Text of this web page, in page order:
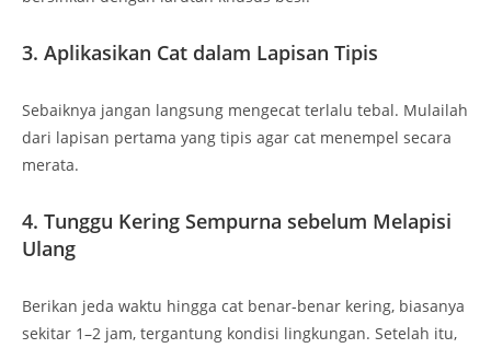
3. Aplikasikan Cat dalam Lapisan Tipis
Sebaiknya jangan langsung mengecat terlalu tebal. Mulailah
dari lapisan pertama yang tipis agar cat menempel secara
merata.
4. Tunggu Kering Sempurna sebelum Melapisi
Ulang
Berikan jeda waktu hingga cat benar-benar kering, biasanya
sekitar 1–2 jam, tergantung kondisi lingkungan. Setelah itu,